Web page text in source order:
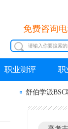
免费咨询
职业测评 职
舒伯学派